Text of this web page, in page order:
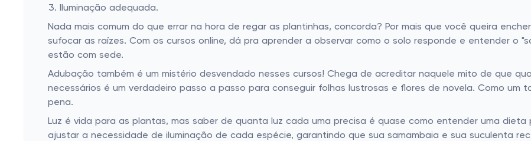
Iluminação adequada.
Nada mais comum do que errar na hora de regar as plantinhas, concorda? Por mais que você queira
sufocar as raízes. Com os cursos online, dá pra aprender a observar como o solo responde e entender o
estão com sede.
Adubação também é um mistério desvendado nesses cursos! Chega de acreditar naquele mito de que
necessários é um verdadeiro passo a passo para conseguir folhas lustrosas e flores de novela. Como
pena.
Luz é vida para as plantas, mas saber de quanta luz cada uma precisa é quase como entender uma dieta
ajustar a necessidade de iluminação de cada espécie, garantindo que sua samambaia e sua suculenta